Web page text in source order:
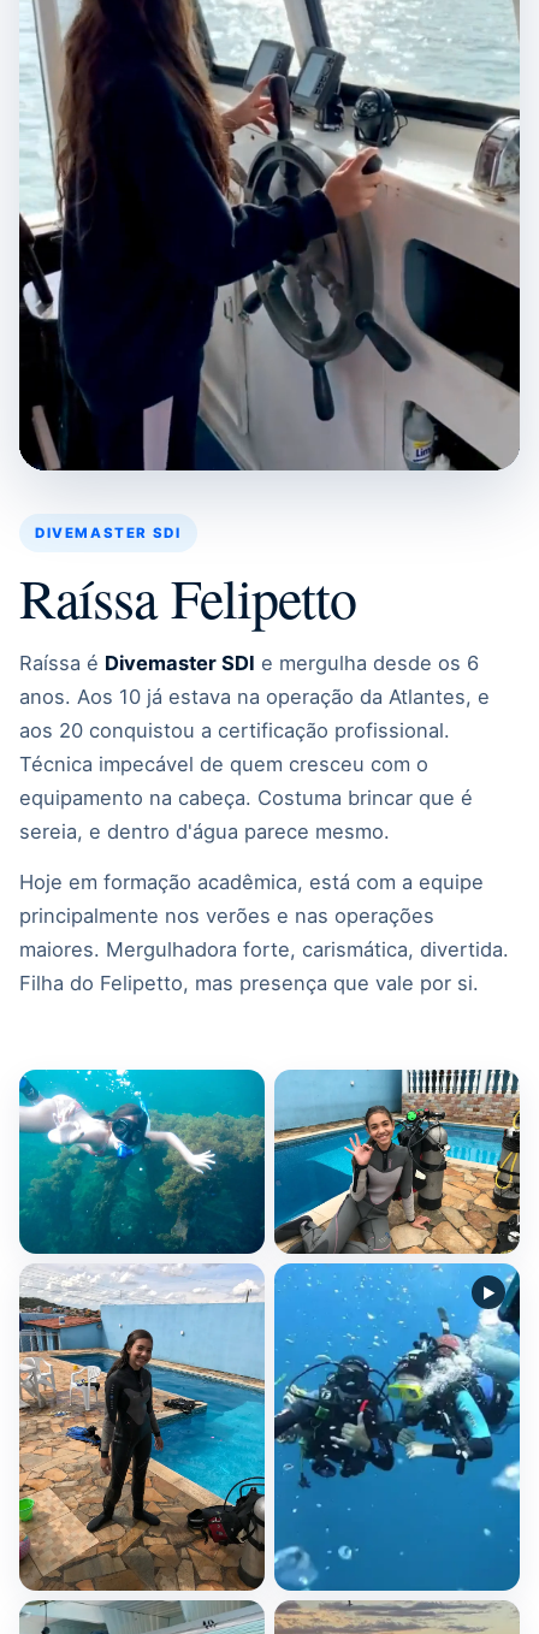
DIVEMASTER SDI
Raíssa Felipetto
Raíssa é Divemaster SDI e mergulha desde os 6
anos. Aos 10 já estava na operação da Atlantes, e
aos 20 conquistou a certificação profissional.
Técnica impecável de quem cresceu com o
equipamento na cabeça. Costuma brincar que é
sereia, e dentro d'água parece mesmo.
Hoje em formação acadêmica, está com a equipe
principalmente nos verões e nas operações
maiores. Mergulhadora forte, carismática, divertida.
Filha do Felipetto, mas presença que vale por si.